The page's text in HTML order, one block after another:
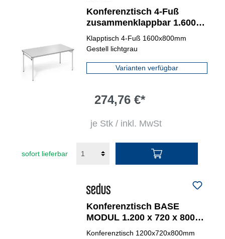
Konferenztisch 4-Fuß
zusammenklappbar 1.600 x
720 x 800 mm (B x H x T)
lichtgrau
Klapptisch 4-Fuß 1600x800mm
Gestell lichtgrau
Varianten verfügbar
274,76 €*
je Stk / inkl. MwSt
sofort lieferbar
Konferenztisch BASE
MODUL 1.200 x 720 x 800
mm (B x H x T) sepiabraun
Konferenztisch 1200x720x800mm